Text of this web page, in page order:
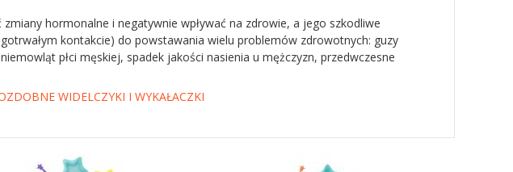
hormonalne i negatywnie wpływać na zdrowie, a jego szkodliwe
kontakcie) do powstawania wielu problemów zdrowotnych: guzy
płci męskiej, spadek jakości nasienia u mężczyzn, przedwczesne
WIDELCZYKI I WYKAŁACZKI